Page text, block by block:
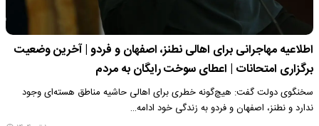
اطلاعیه مهاجرانی برای اهالی نطنز، اصفهان و فردو | آخرین وضعیت
برگزاری امتحانات | اعطای سوخت رایگان به مردم
سخنگوی دولت گفت: هیچ‌گونه خطری برای اهالی حاشیه مناطق هسته‌ای وجود
ندارد و نطنز، اصفهان و فردو به زندگی خود ادامه…